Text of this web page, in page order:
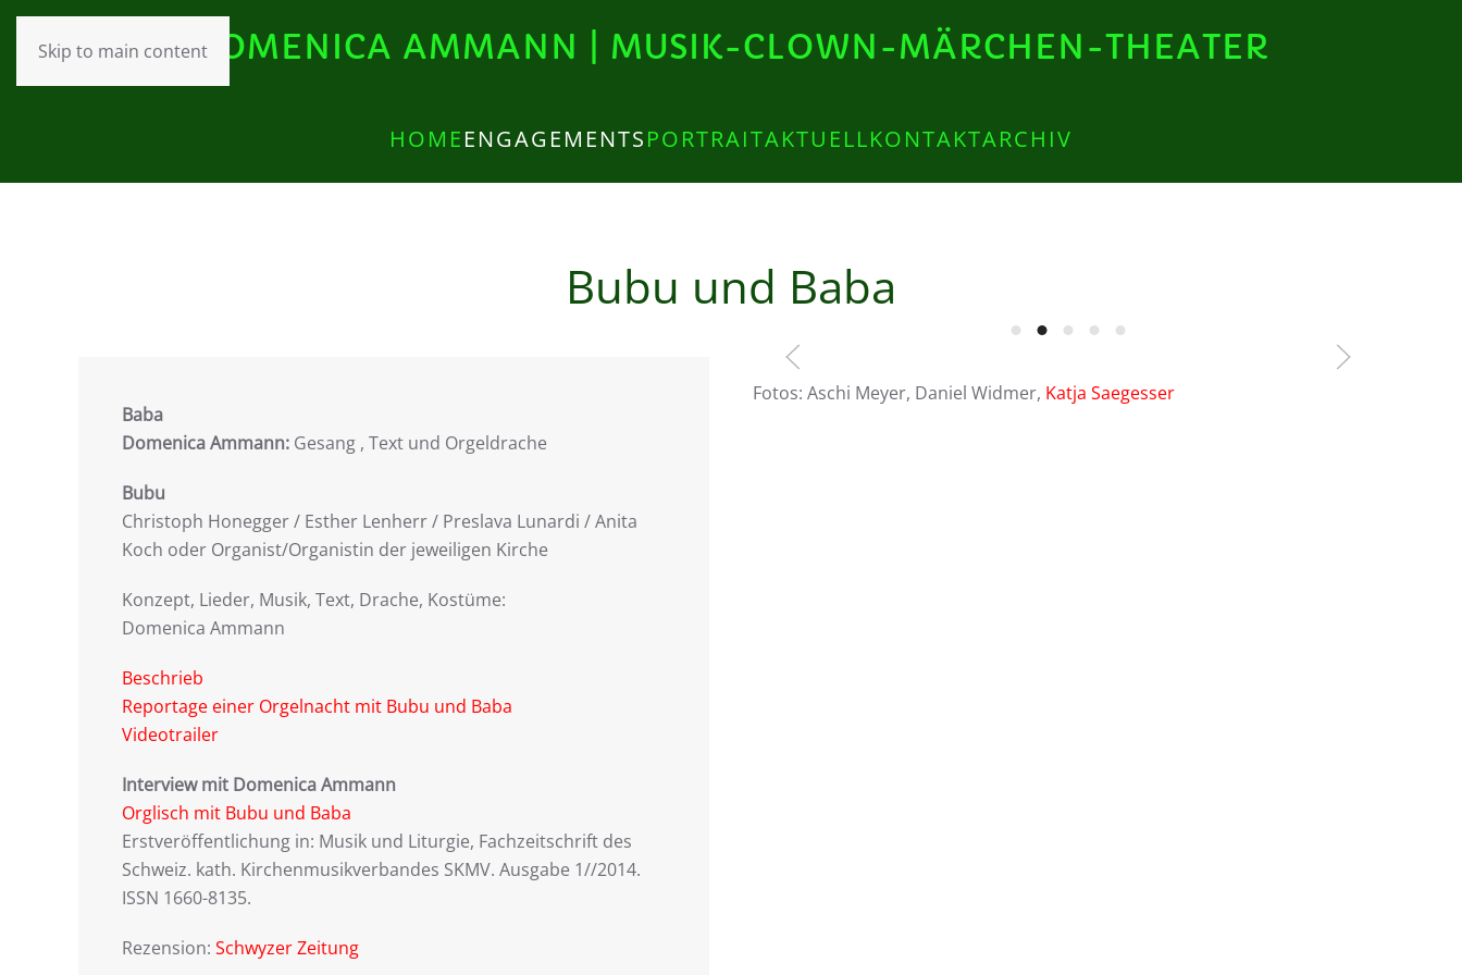
Skip to main contentDOMENICA AMMANN | MUSIK-CLOWN-MÄRCHEN-THEATER
HOMEENGAGEMENTSPORTRAITAKTUELLKONTAKTARCHIV
Bubu und Baba
Baba
Domenica Ammann: Gesang , Text und Orgeldrache
Bubu
Christoph Honegger / Esther Lenherr / Preslava Lunardi / Anita
Koch oder Organist/Organistin der jeweiligen Kirche
Konzept, Lieder, Musik, Text, Drache, Kostüme:
Domenica Ammann
Beschrieb
Reportage einer Orgelnacht mit Bubu und Baba
Videotrailer
Interview mit Domenica Ammann
Orglisch mit Bubu und Baba
Erstveröffentlichung in: Musik und Liturgie, Fachzeitschrift des
Schweiz. kath. Kirchenmusikverbandes SKMV. Ausgabe 1//2014.
ISSN 1660-8135.
Rezension: Schwyzer Zeitung
Fotos: Aschi Meyer, Daniel Widmer, Katja Saegesser